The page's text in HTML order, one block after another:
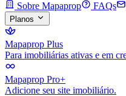
Sobre Mapaprop FAQs
Planos
Mapaprop Plus
Para imobiliárias ativas e em
Mapaprop Pro+
Adicione seu site imobiliário.